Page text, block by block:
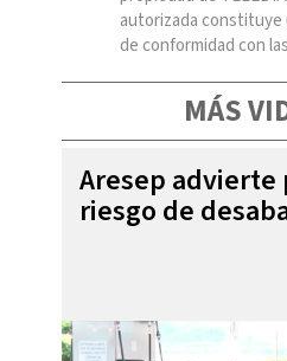
autorizada constituye
de conformidad con
MÁS
Aresep advierte
riesgo de